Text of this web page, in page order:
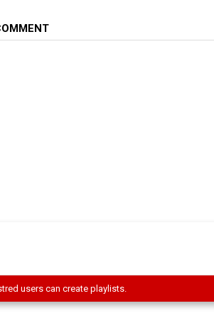
users can create playlists.